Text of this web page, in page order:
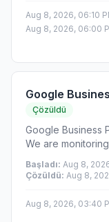
Aug 8, 2026, 06:10
Aug 8, 2026, 06:00
Google
Çözüldü
Google Business
We are
Başladı: Aug 8,
Çözüldü: Aug 8,
Aug 8, 2026, 03:40